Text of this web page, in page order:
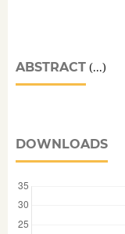
ABSTRACT(...)
DOWNLOADS